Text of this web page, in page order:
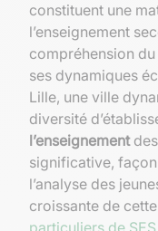
constituent une
l’enseignement
compréhension
ses dynamiques
Lille, une ville
diversité
l’enseignementdes
significative,
l’analyse des
croissante de
particuliers de SES